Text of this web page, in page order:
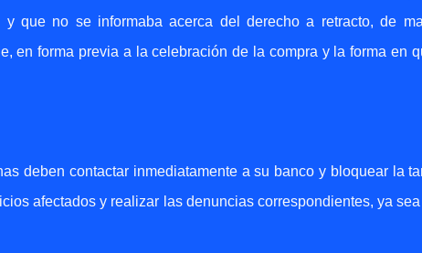
y que no se informaba acerca del derecho a retracto, de
en forma previa a la celebración de la compra y la forma en
deben contactar inmediatamente a su banco y bloquear la
afectados y realizar las denuncias correspondientes, ya